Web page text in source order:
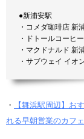
●新浦安駅
・コメダ珈琲店 新
・ドトールコーヒ
・マクドナルド 新
・サブウェイ イオ
・
【舞浜駅周辺】お
れる早朝営業のカフ